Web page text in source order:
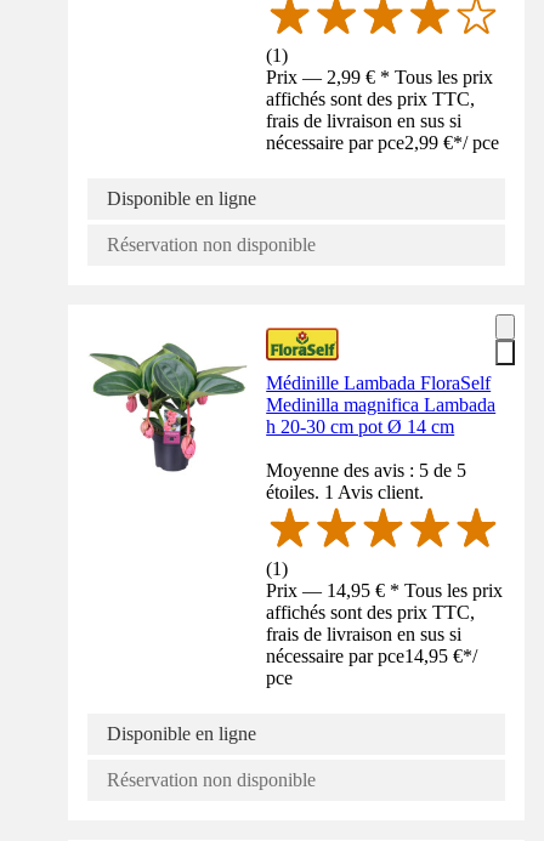
(1)
Prix — 2,99 € * Tous les prix
affichés sont des prix TTC,
frais de livraison en sus si
nécessaire par pce2,99 €*/ pce
Disponible en ligne
Réservation non disponible
Médinille Lambada FloraSelf
Medinilla magnifica Lambada
h 20-30 cm pot Ø 14 cm
Moyenne des avis : 5 de 5
étoiles. 1 Avis client.
(1)
Prix — 14,95 € * Tous les prix
affichés sont des prix TTC,
frais de livraison en sus si
nécessaire par pce14,95 €*/
pce
Disponible en ligne
Réservation non disponible